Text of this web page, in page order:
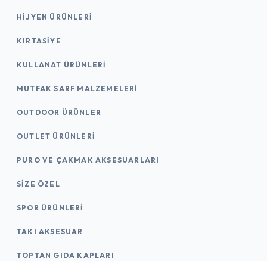
HIJYEN ÜRÜNLERI
KIRTASİYE
KULLANAT ÜRÜNLERI
MUTFAK SARF MALZEMELERI
OUTDOOR ÜRÜNLER
OUTLET ÜRÜNLERI
PURO VE ÇAKMAK AKSESUARLARI
SIZE ÖZEL
SPOR ÜRÜNLERI
TAKI AKSESUAR
TOPTAN GIDA KAPLARI